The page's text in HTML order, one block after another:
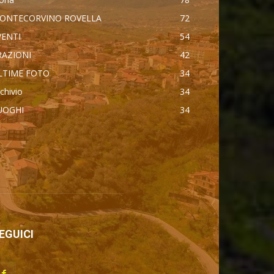
ROVELLA
72
54
42
FOTO
34
34
34
Maybach GLS 600
Escalade IQ 2026
Corolla Cross
Auto